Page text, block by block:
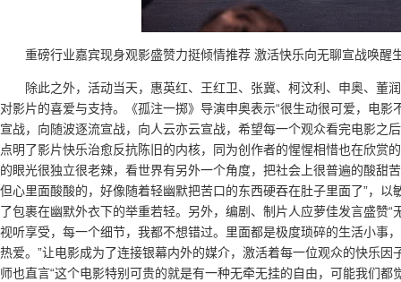
重磅行业嘉宾现身观影盛赞力挺倾情推荐 激活快乐向无聊宣战唤醒
除此之外，活动当天，惠英红、王红卫、张冀、柯汶利、申奥、董
对影片的喜爱与支持。《孤注一掷》导演申奥表示“很生动很可爱，电
宣战，向随波逐流宣战，向人云亦云宣战，希望每一个观众看完电影之
点明了影片快乐治愈反抗陈旧的内核，同为创作者的惺惺相惜也在欣赏
的眼光很独立很老辣，看世界有另外一个角度，把社会上很普遍的酸甜
但心里面酸酸的，好像随着轻幽默把苦口的东西硬吞在肚子里面了”，
了包裹在幽默外衣下的举重若轻。另外，编剧、制片人应萝佳发言盛赞
视听享受，每一个细节，我都不想错过。里面都是极度琐碎的生活小事
热爱。”让电影成为了连接银幕内外的媒介，激活着每一位观众的快乐
师也直言“这个电影特别可贵的就是有一种无牵无挂的自由，可能我们